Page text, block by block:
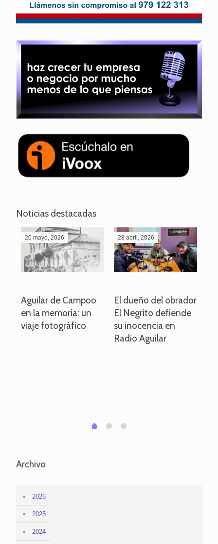
Noticias destacadas
20 mayo, 2026
Aguilar de Campoo
en la memoria: un
viaje fotográfico
28 abril, 2026
El dueño del obrador
El Negrito defiende
su inocencia en
Radio Aguilar
0 1 2
Archivo
2026
2025
2024